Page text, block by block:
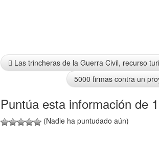
InfoLas trincheras de la Guerra Civil, recurso
5000 firmas contra un
Puntúa esta información de
(Nadie ha puntudado aún)